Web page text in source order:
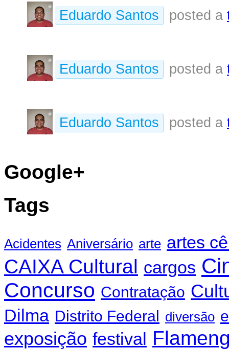
Eduardo Santos posted a
Eduardo Santos posted a
Eduardo Santos posted a
Google+
Tags
Acidentes Aniversário arte artes
CAIXA Cultural cargos
Concurso Contratação
Dilma Distrito Federal diversão
exposição festival